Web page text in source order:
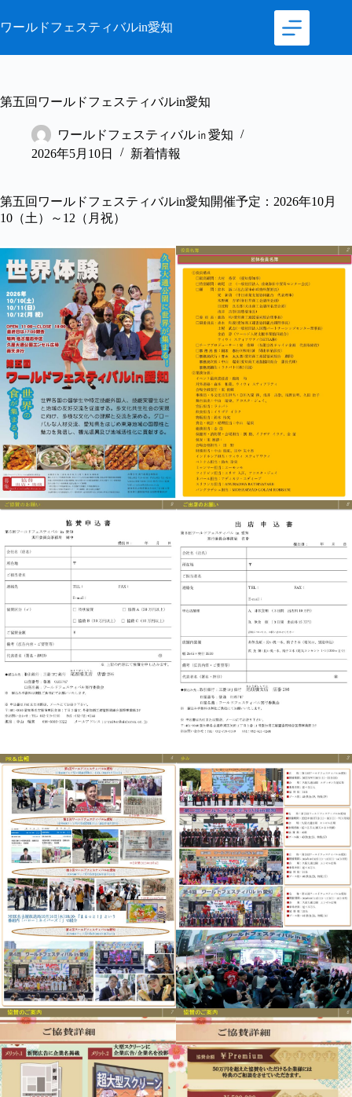
ワールドフェスティバルin愛知
第五回ワールドフェスティバルin愛知
ワールドフェスティバル㏌愛知
2026年5月10日
新着情報
第五回ワールドフェスティバルin愛知開催予定：2026年10月
10（土）～12（月祝）